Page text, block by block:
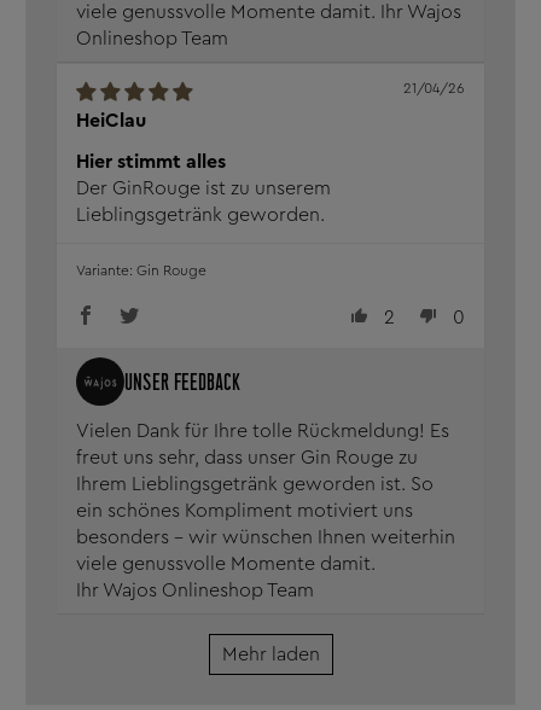
viele genussvolle Momente damit. Ihr Wajos
Onlineshop Team
HeiClau
21/04/26
Hier stimmt alles
Der GinRouge ist zu unserem
Lieblingsgetränk geworden.
2 0
Vielen Dank für Ihre tolle Rückmeldung! Es
freut uns sehr, dass unser Gin Rouge zu
Ihrem Lieblingsgetränk geworden ist. So
ein schönes Kompliment motiviert uns
besonders – wir wünschen Ihnen weiterhin
viele genussvolle Momente damit.
Ihr Wajos Onlineshop Team
Gin Rouge
Mehr laden